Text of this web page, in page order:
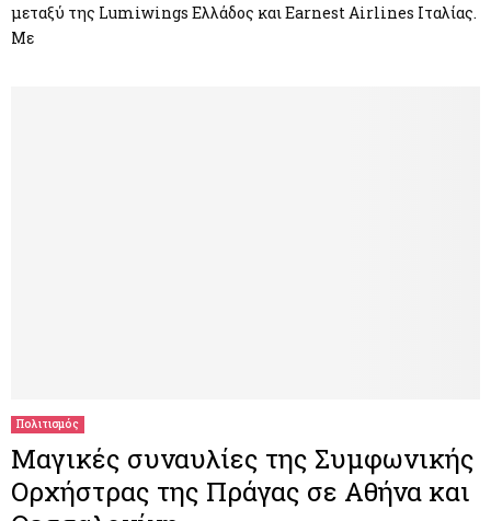
μεταξύ της Lumiwings Ελλάδος και Earnest Airlines Ιταλίας.
Με
Πολιτισμός
Μαγικές συναυλίες της Συμφωνικής
Ορχήστρας της Πράγας σε Αθήνα και